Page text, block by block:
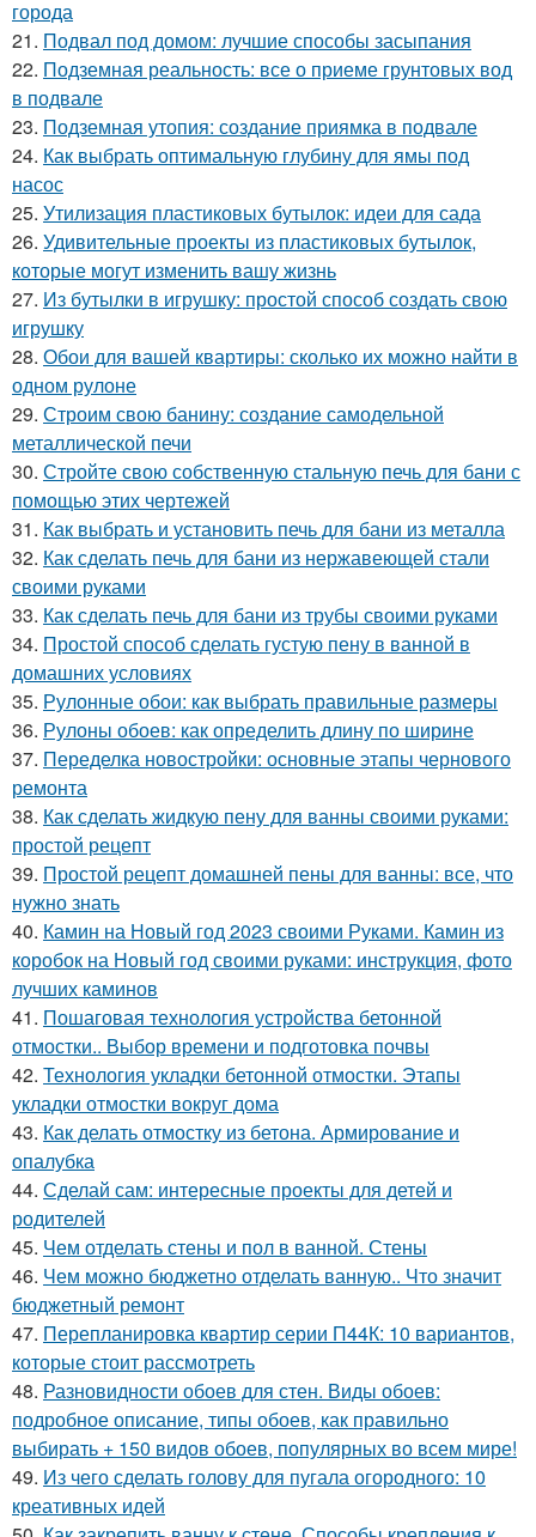
города
21. Подвал под домом: лучшие способы засыпания
22. Подземная реальность: все о приеме грунтовых вод
в подвале
23. Подземная утопия: создание приямка в подвале
24. Как выбрать оптимальную глубину для ямы под
насос
25. Утилизация пластиковых бутылок: идеи для сада
26. Удивительные проекты из пластиковых бутылок,
которые могут изменить вашу жизнь
27. Из бутылки в игрушку: простой способ создать свою
игрушку
28. Обои для вашей квартиры: сколько их можно найти в
одном рулоне
29. Строим свою банину: создание самодельной
металлической печи
30. Стройте свою собственную стальную печь для бани с
помощью этих чертежей
31. Как выбрать и установить печь для бани из металла
32. Как сделать печь для бани из нержавеющей стали
своими руками
33. Как сделать печь для бани из трубы своими руками
34. Простой способ сделать густую пену в ванной в
домашних условиях
35. Рулонные обои: как выбрать правильные размеры
36. Рулоны обоев: как определить длину по ширине
37. Переделка новостройки: основные этапы чернового
ремонта
38. Как сделать жидкую пену для ванны своими руками:
простой рецепт
39. Простой рецепт домашней пены для ванны: все, что
нужно знать
40. Камин на Новый год 2023 своими Руками. Камин из
коробок на Новый год своими руками: инструкция, фото
лучших каминов
41. Пошаговая технология устройства бетонной
отмостки.. Выбор времени и подготовка почвы
42. Технология укладки бетонной отмостки. Этапы
укладки отмостки вокруг дома
43. Как делать отмостку из бетона. Армирование и
опалубка
44. Сделай сам: интересные проекты для детей и
родителей
45. Чем отделать стены и пол в ванной. Стены
46. Чем можно бюджетно отделать ванную.. Что значит
бюджетный ремонт
47. Перепланировка квартир серии П44К: 10 вариантов,
которые стоит рассмотреть
48. Разновидности обоев для стен. Виды обоев:
подробное описание, типы обоев, как правильно
выбирать + 150 видов обоев, популярных во всем мире!
49. Из чего сделать голову для пугала огородного: 10
креативных идей